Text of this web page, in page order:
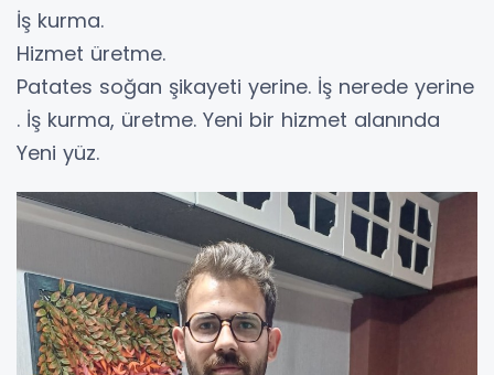
İş kurma.
Hizmet üretme.
Patates soğan şikayeti yerine. İş nerede yerine
. İş kurma, üretme. Yeni bir hizmet alanında
Yeni yüz.